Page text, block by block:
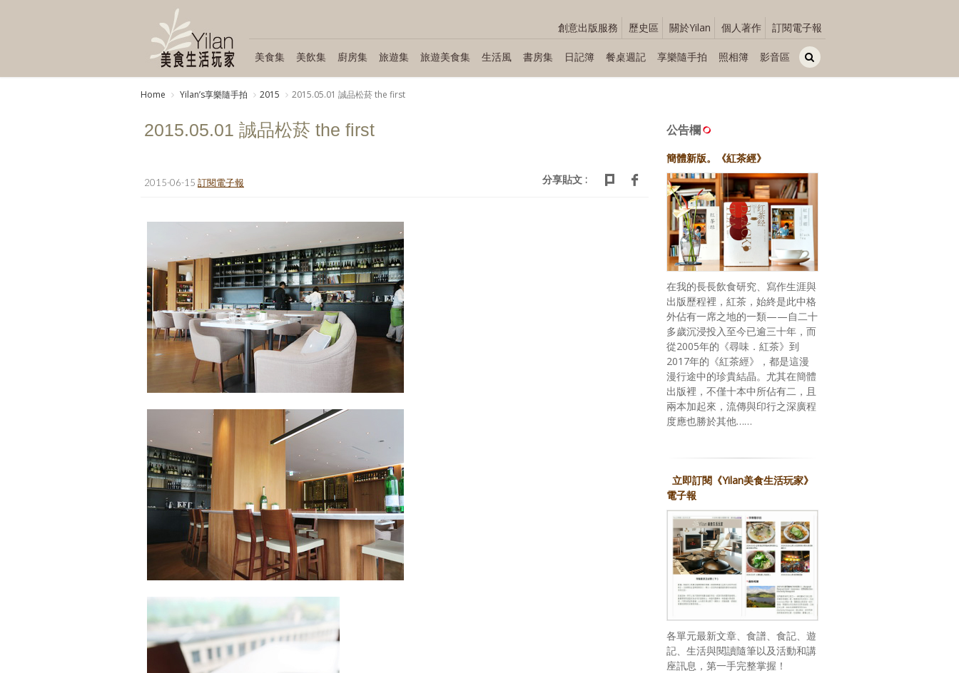
創意出版服務 歷史區 關於Yilan 個人著作 訂閱電子報
美食集 美飲集 廚房集 旅遊集 旅遊美食集 生活風 書房集 日記簿 餐桌週記 享樂隨手拍 照相簿 影音區
Home Yilanʼs享樂隨手拍 2015 2015.05.01 誠品松菸 the first
2015.05.01 誠品松菸 the first
2015-06-15 訂閱電子報 分享貼文 :
公告欄
簡體新版。《紅茶經》
在我的長長飲食研究、寫作生涯與
出版歷程裡，紅茶，始終是此中格
外佔有一席之地的一類——自二十
多歲沉浸投入至今已逾三十年，而
從2005年的《尋味．紅茶》到
2017年的《紅茶經》，都是這漫
漫行途中的珍貴結晶。尤其在簡體
出版裡，不僅十本中所佔有二，且
兩本加起來，流傳與印行之深廣程
度應也勝於其他……
立即訂閱《Yilan美食生活玩家》
電子報
各單元最新文章、食譜、食記、遊
記、生活與閱讀隨筆以及活動和講
座訊息，第一手完整掌握！